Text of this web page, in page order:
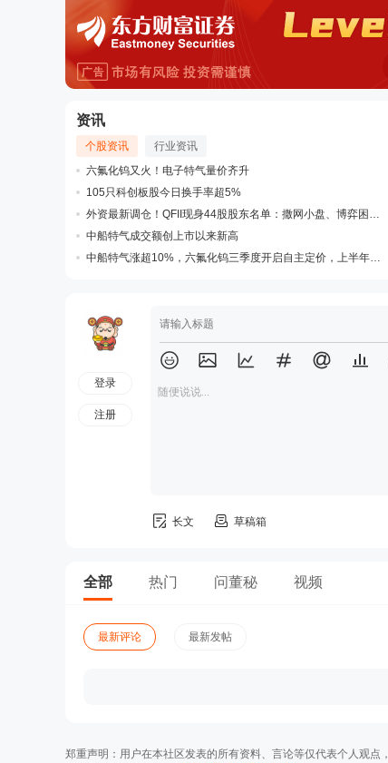
资讯
个股资讯
行业资讯
六氟化钨又火！电子特气量价齐升
105只科创板股今日换手率超5%
外资最新调仓！QFII现身44股股东名单：撒网小盘、博弈困境反转
中船特气成交额创上市以来新高
中船特气涨超10%，六氟化钨三季度开启自主定价，上半年营收近乎三倍增长
登录
注册
随便说说...
长文 草稿箱
全部 热门 问董秘 视频
最新评论 最新发帖
郑重声明：用户在本社区发表的所有资料、言论等仅代表个人观